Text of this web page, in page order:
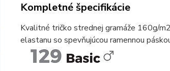
Kompletné špecifikácie
Kvalitné tričko strednej gramáže 160g/
elastanu so spevňujúcou ramennou